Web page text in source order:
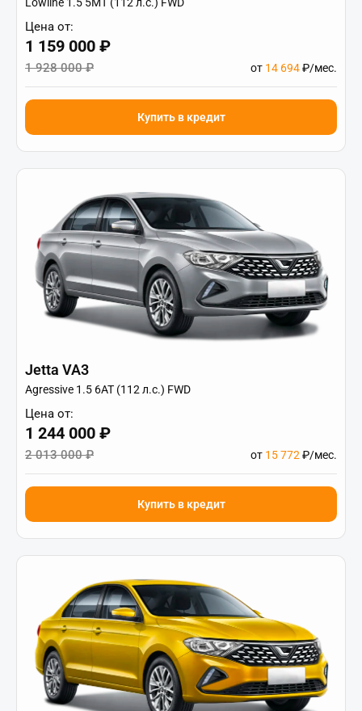
Цена от:
1 159 000 ₽
1 928 000 ₽ от 14 694₽/мес.
Купить в кредит
Jetta VA3
Agressive 1.5 6AT (112 л.с.) FWD
Цена от:
1 244 000 ₽
2 013 000 ₽ от 15 772 ₽/мес.
Купить в кредит